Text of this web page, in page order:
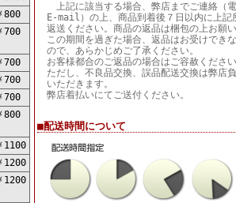
800
700
700
700
700
800
1100
1200
1200
上記に該当する場合、弊店までご連絡（電
E-mail）の上、商品到着後７日以内に上記
返送ください。商品の返品は梱包の上お願い
この期間を過ぎた場合、返品はお受けでき
ので、あらかじめご了承ください。
お客様都合のご返品の場合はご容赦ください
ただし、不良品交換、誤品配送交換は弊店
いただきます。
弊店着払いにてご送付ください。
■配送時間について